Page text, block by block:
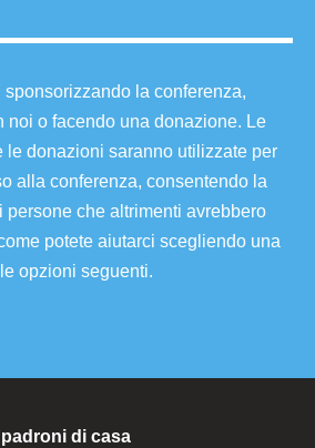
sponsorizzando la conferenza,
noi o facendo una donazione. Le
le donazioni saranno utilizzate per
alla conferenza, consentendo la
persone che altrimenti avrebbero
potete aiutarci scegliendo una
opzioni seguenti.
di casa